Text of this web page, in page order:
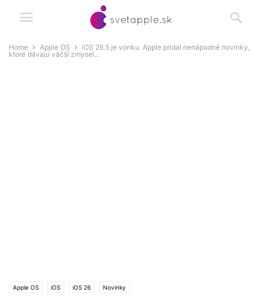
Home Apple OS
iOS 26.5 je vonku. Apple pridal nenápadné novinky,
ktoré dávajú väčší zmysel...
Apple OS iOS iOS 26 Novinky